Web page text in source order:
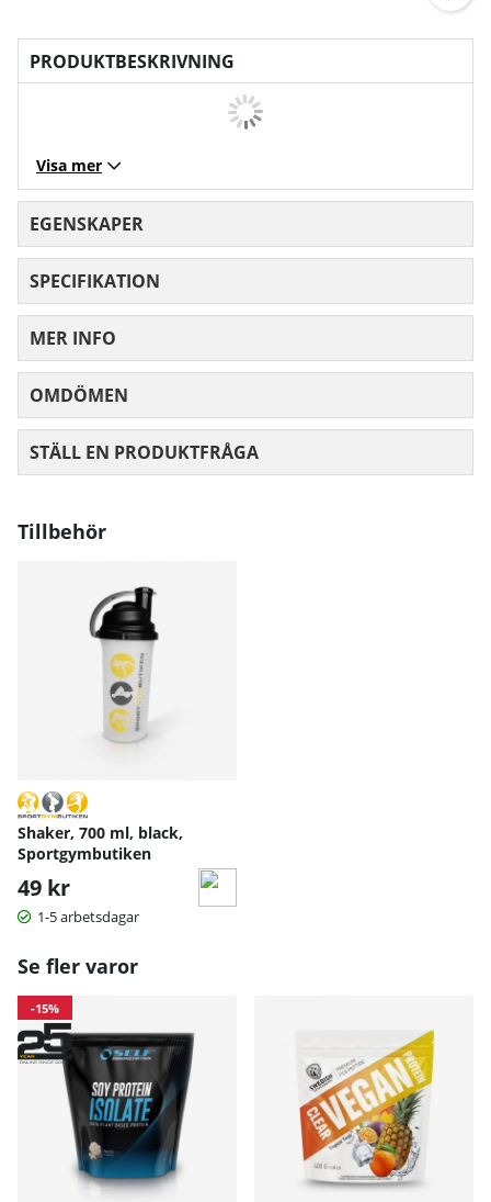
PRODUKTBESKRIVNING
Visa mer
EGENSKAPER
SPECIFIKATION
MER INFO
OMDÖMEN
STÄLL EN PRODUKTFRÅGA
Tillbehör
Shaker, 700 ml, black,
Sportgymbutiken
49 kr
1-5 arbetsdagar
Se fler varor
-15%